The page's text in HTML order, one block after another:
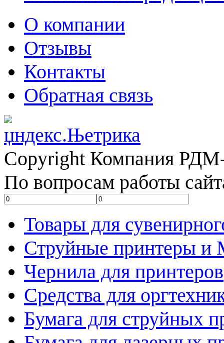
О компании
Отзывы
Контакты
Обратная связь
Copyright Компания
По вопросам работы
Товары для
Струйные принтеры
Чернила для принтеров
Средства для
Бумага для струйных